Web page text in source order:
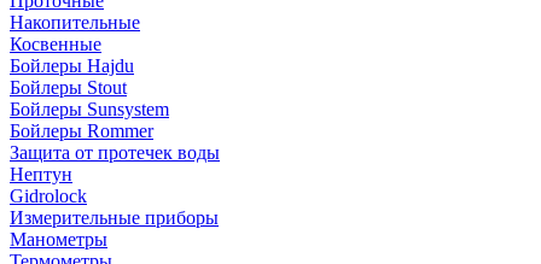
Накопительные
Косвенные
Бойлеры Hajdu
Бойлеры Stout
Бойлеры Sunsystem
Бойлеры Rommer
Защита от протечек воды
Нептун
Gidrolock
Измерительные приборы
Манометры